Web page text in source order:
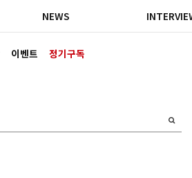
이벤트 정기구독
NEWS